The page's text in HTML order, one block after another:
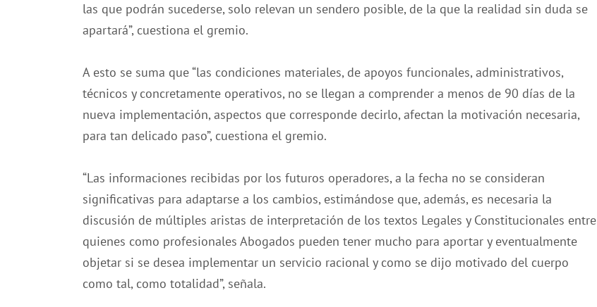
las que podrán sucederse, solo relevan un sendero posible, de la que la realidad sin duda se
apartará”, cuestiona el gremio.
A esto se suma que “las condiciones materiales, de apoyos funcionales, administrativos,
técnicos y concretamente operativos, no se llegan a comprender a menos de 90 días de la
nueva implementación, aspectos que corresponde decirlo, afectan la motivación necesaria,
para tan delicado paso”, cuestiona el gremio.
“Las informaciones recibidas por los futuros operadores, a la fecha no se consideran
significativas para adaptarse a los cambios, estimándose que, además, es necesaria la
discusión de múltiples aristas de interpretación de los textos Legales y Constitucionales entre
quienes como profesionales Abogados pueden tener mucho para aportar y eventualmente
objetar si se desea implementar un servicio racional y como se dijo motivado del cuerpo
como tal, como totalidad”, señala.